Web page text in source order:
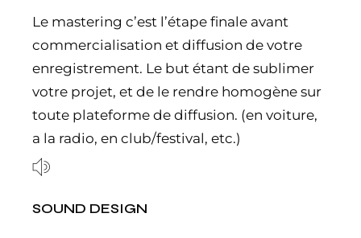
Le mastering c’est l’étape finale avant
commercialisation et diffusion de votre
enregistrement. Le but étant de sublimer
votre projet, et de le rendre homogène sur
toute plateforme de diffusion. (en voiture,
a la radio, en club/festival, etc.)
SOUND DESIGN